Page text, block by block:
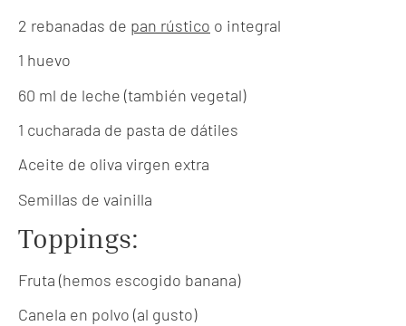
2 rebanadas de pan rústico o integral
1 huevo
60 ml de leche (también vegetal)
1 cucharada de pasta de dátiles
Aceite de oliva virgen extra
Semillas de vainilla
Toppings:
Fruta (hemos escogido banana)
Canela en polvo (al gusto)